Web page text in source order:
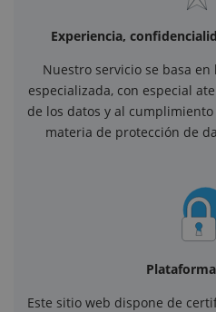
Experiencia,
Nuestro servicio se basa
especializada, con especial
de los datos y al
materia de protección de
Este sitio web dispone de